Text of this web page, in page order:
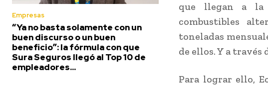
Empresas
“Ya no basta solamente con un
buen discurso o un buen
beneficio”: la fórmula con que
Sura Seguros llegó al Top 10 de
empleadores...
que llegan a la
combustibles
toneladas
de ellos. Y a través
Para lograr ello,